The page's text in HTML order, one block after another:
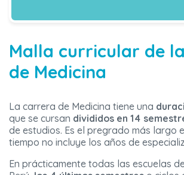
Malla curricular de
de Medicina
La carrera de Medicina tiene una
que se cursan divididos en 14
de estudios. Es el pregrado más largo
tiempo no incluye los años de
En prácticamente todas las escuelas